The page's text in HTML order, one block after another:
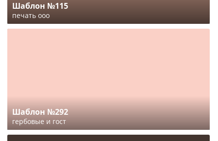
Шаблон №115
печать ооо
Шаблон №292
гербовые и гост